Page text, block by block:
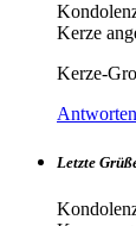
Kerze
Kerze-
Antworten
Letzte